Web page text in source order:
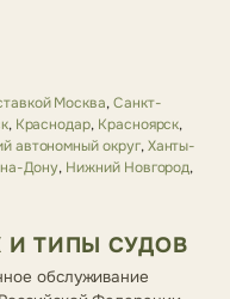
Москва,Санкт-
, Краснодар, Красноярск,
автономный округ,Ханты-
Дону, Нижний Новгород,
И ТИПЫ СУДОВ
обслуживание